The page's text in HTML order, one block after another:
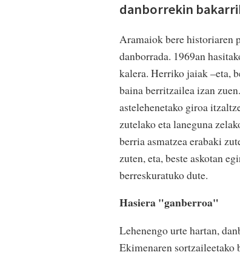
danborrekin
Aramaiok bere historiaren
danborrada. 1969an
kalera. Herriko jaiak –eta,
baina berritzailea izan
astelehenetako giroa
zutelako eta laneguna
berria asmatzea erabaki
zuten, eta, beste askotan
berreskuratuko dute.
Hasiera "ganberroa"
Lehenengo urte hartan,
Ekimenaren sortzaileetako